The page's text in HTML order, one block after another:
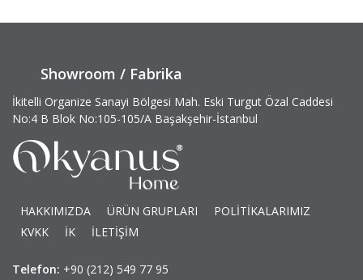
Showroom / Fabrika
İkitelli Organize Sanayi Bölgesi Mah. Eski Turgut Özal Caddesi
No:4 B Blok No:105-105/A Başakşehir-İstanbul
HAKKIMIZDA ÜRÜN GRUPLARI
POLİTİKALARIMIZ
KVKK
İK İLETİŞİM
Telefon: +90 (212) 549 77 95